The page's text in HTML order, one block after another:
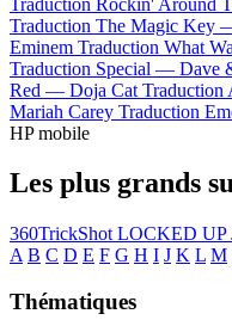
Traduction The Magic Key
Eminem Traduction What
Traduction Special — Dave
Red — Doja Cat Traduction
Mariah Carey Traduction
HP mobile
Les plus grands
360TrickShot LOCKED UP
A B C D E F G H I J K L M
Thématiques